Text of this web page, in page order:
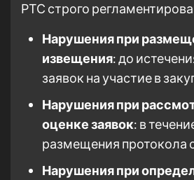
РТС строго
Нарушения при
извещения: до
заявок на участие в
Нарушения при
оценке заявок: в
размещения протокола
Нарушения при